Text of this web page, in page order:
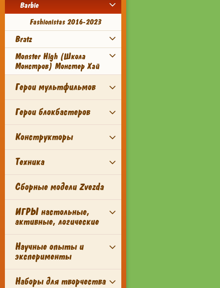
Barbie
Fashionistas 2016-2023
Bratz
Monster High (Школа
Монстров) Монстер Хай
Герои мультфильмов
Герои блокбастеров
Конструкторы
Техника
Сборные модели Zvezda
ИГРЫ настольные,
активные, логические
Научные опыты и
эксперименты
Наборы для творчества